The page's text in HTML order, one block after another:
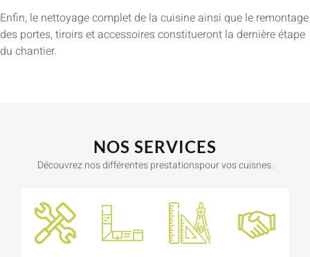
Enfin, le nettoyage complet de la cuisine ainsi que le remontage
des portes, tiroirs et accessoires constitueront la dernière étape
du chantier.
NOS SERVICES
Découvrez nos différentes prestationspour vos cuisnes.